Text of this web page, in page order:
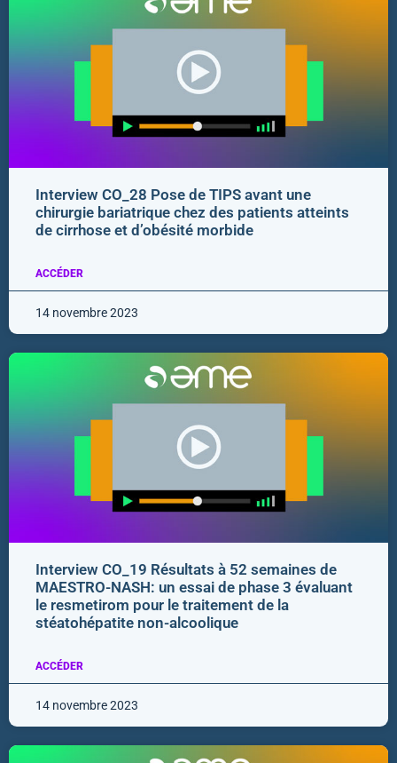
Interview CO_28 Pose de TIPS avant une
chirurgie bariatrique chez des patients atteints
de cirrhose et d’obésité morbide
ACCÉDER
14 novembre 2023
Interview CO_19 Résultats à 52 semaines de
MAESTRO-NASH: un essai de phase 3 évaluant
le resmetirom pour le traitement de la
stéatohépatite non-alcoolique
ACCÉDER
14 novembre 2023